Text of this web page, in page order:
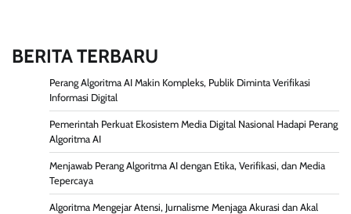
BERITA TERBARU
Perang Algoritma AI Makin Kompleks, Publik Diminta Verifikasi
Informasi Digital
Pemerintah Perkuat Ekosistem Media Digital Nasional Hadapi Perang
Algoritma AI
Menjawab Perang Algoritma AI dengan Etika, Verifikasi, dan Media
Tepercaya
Algoritma Mengejar Atensi, Jurnalisme Menjaga Akurasi dan Akal